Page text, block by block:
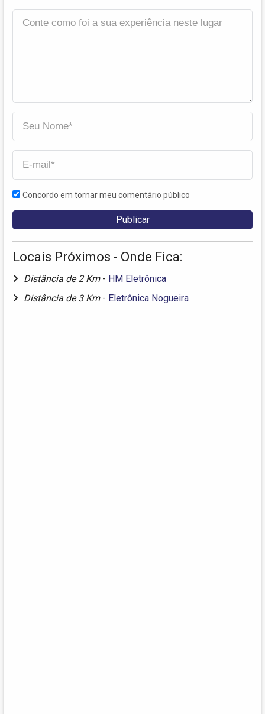
Concordo em tornar meu comentário público
Locais Próximos - Onde Fica:
Distância de 2 Km - HM Eletrônica
Distância de 3 Km - Eletrônica Nogueira